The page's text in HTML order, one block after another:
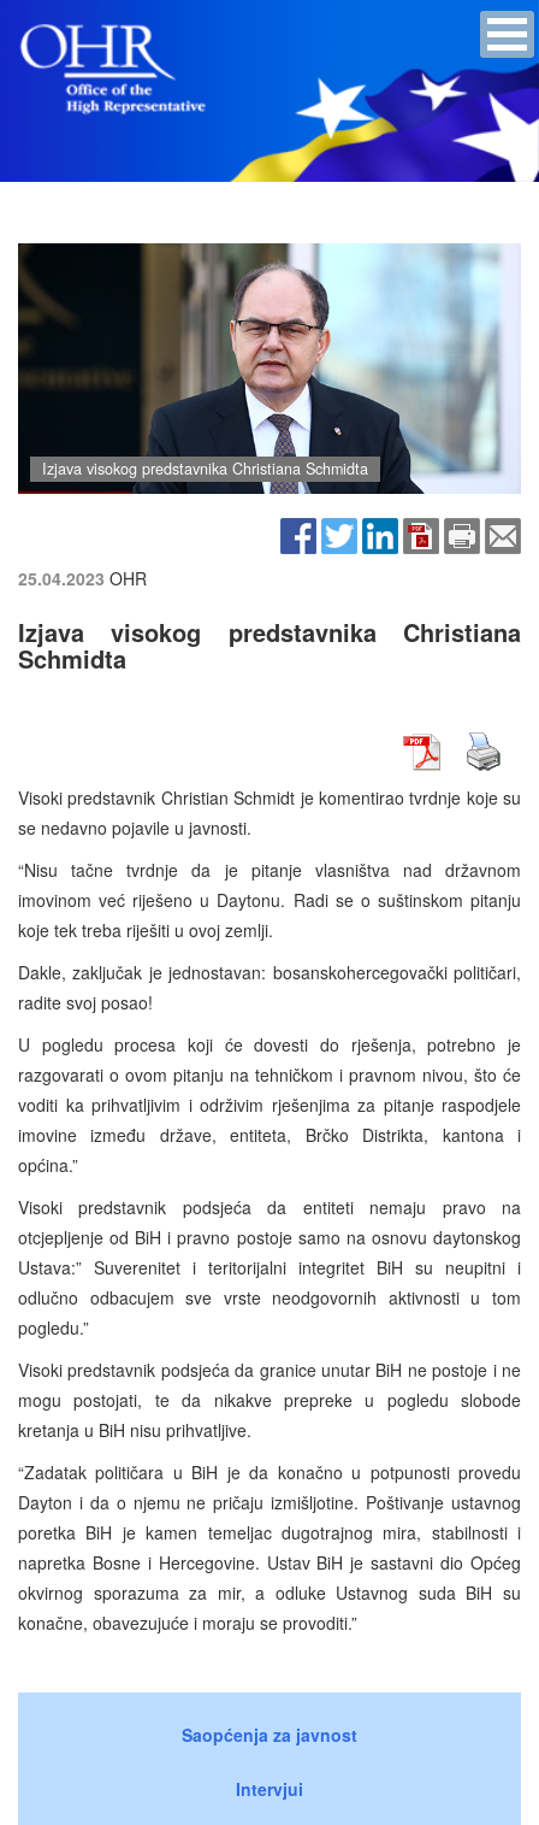
Izjava visokog predstavnika Christiana Schmidta
25.04.2023 OHR
Izjava visokog predstavnika Christiana
Schmidta
Visoki predstavnik Christian Schmidt je komentirao tvrdnje koje su
se nedavno pojavile u javnosti.
“Nisu tačne tvrdnje da je pitanje vlasništva nad državnom
imovinom već riješeno u Daytonu. Radi se o suštinskom pitanju
koje tek treba riješiti u ovoj zemlji.
Dakle, zaključak je jednostavan: bosanskohercegovački političari,
radite svoj posao!
U pogledu procesa koji će dovesti do rješenja, potrebno je
razgovarati o ovom pitanju na tehničkom i pravnom nivou, što će
voditi ka prihvatljivim i održivim rješenjima za pitanje raspodjele
imovine između države, entiteta, Brčko Distrikta, kantona i
općina.”
Visoki predstavnik podsjeća da entiteti nemaju pravo na
otcjepljenje od BiH i pravno postoje samo na osnovu daytonskog
Ustava:” Suverenitet i teritorijalni integritet BiH su neupitni i
odlučno odbacujem sve vrste neodgovornih aktivnosti u tom
pogledu.”
Visoki predstavnik podsjeća da granice unutar BiH ne postoje i ne
mogu postojati, te da nikakve prepreke u pogledu slobode
kretanja u BiH nisu prihvatljive.
“Zadatak političara u BiH je da konačno u potpunosti provedu
Dayton i da o njemu ne pričaju izmišljotine. Poštivanje ustavnog
poretka BiH je kamen temeljac dugotrajnog mira, stabilnosti i
napretka Bosne i Hercegovine. Ustav BiH je sastavni dio Općeg
okvirnog sporazuma za mir, a odluke Ustavnog suda BiH su
konačne, obavezujuće i moraju se provoditi.”
Saopćenja za javnost
Intervjui